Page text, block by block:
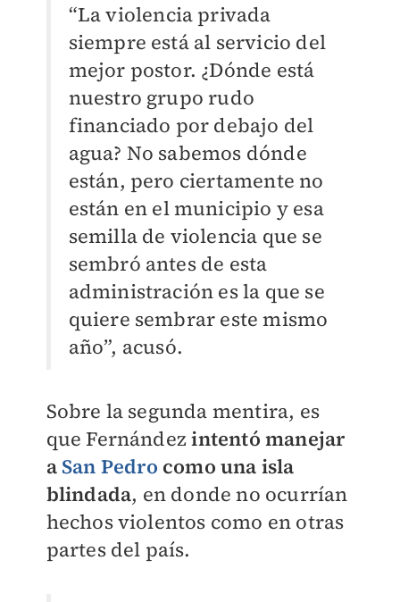
“La violencia privada
siempre está al servicio del
mejor postor. ¿Dónde está
nuestro grupo rudo
financiado por debajo del
agua? No sabemos dónde
están, pero ciertamente no
están en el municipio y esa
semilla de violencia que se
sembró antes de esta
administración es la que se
quiere sembrar este mismo
año”, acusó.
Sobre la segunda mentira, es
que Fernández intentó manejar
a San Pedro como una isla
blindada, en donde no ocurrían
hechos violentos como en otras
partes del país.